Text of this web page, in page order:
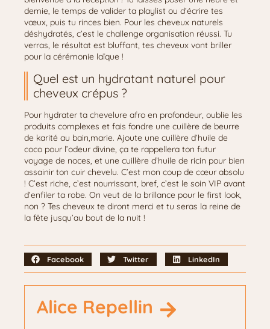
demie, le temps de valider ta playlist ou d’écrire tes
vœux, puis tu rinces bien. Pour les cheveux naturels
déshydratés, c’est le challenge organisation réussi. Tu
verras, le résultat est bluffant, tes cheveux vont briller
pour la cérémonie laïque !
Quel est un hydratant naturel pour
cheveux crépus ?
Pour hydrater ta chevelure afro en profondeur, oublie les
produits complexes et fais fondre une cuillère de beurre
de karité au bain,marie. Ajoute une cuillère d’huile de
coco pour l’odeur divine, ça te rappellera ton futur
voyage de noces, et une cuillère d’huile de ricin pour bien
assainir ton cuir chevelu. C’est mon coup de cœur absolu
! C’est riche, c’est nourrissant, bref, c’est le soin VIP avant
d’enfiler ta robe. On veut de la brillance pour le first look,
non ? Tes cheveux te diront merci et tu seras la reine de
la fête jusqu’au bout de la nuit !
Facebook Twitter LinkedIn
Alice Repellin